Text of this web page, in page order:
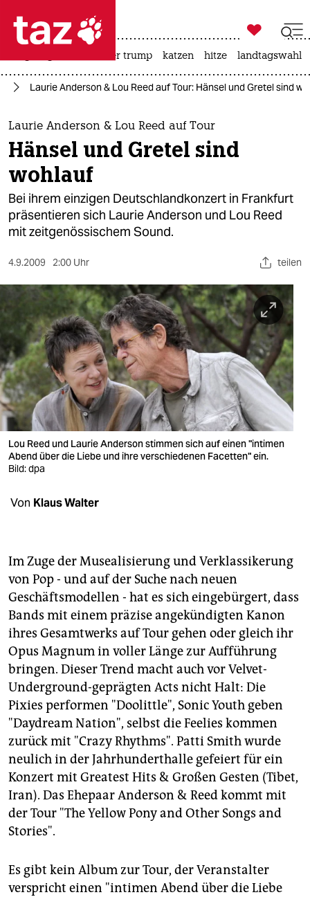
 taz zahl ich
taz zahl ich
themen
politik
öko
gesellschaft
sport
berlin
nord
wahrheit
verlag
verlag
veranstaltungen
abo
genossenschaft
epaper login

taz zahl ich
usa unter trump katzen hitze landtagswahl
Laurie Anderson & Lou Reed auf Tour: Hänsel und Gretel sind
Laurie Anderson & Lou Reed auf Tour
Hänsel und Gretel sind
wohlauf
Bei ihrem einzigen Deutschlandkonzert in Frankfurt
präsentieren sich Laurie Anderson und Lou Reed
mit zeitgenössischem Sound.
4.9.2009 2:00 Uhr teilen
Lou Reed und Laurie Anderson stimmen sich auf einen "intimen
Abend über die Liebe und ihre verschiedenen Facetten" ein.
Bild: dpa
Von Klaus Walter
Im Zuge der Musealisierung und Verklassikerung
von Pop - und auf der Suche nach neuen
Geschäftsmodellen - hat es sich eingebürgert, dass
Bands mit einem präzise angekündigten Kanon
ihres Gesamtwerks auf Tour gehen oder gleich ihr
Opus Magnum in voller Länge zur Aufführung
bringen. Dieser Trend macht auch vor Velvet-
Underground-geprägten Acts nicht Halt: Die
Pixies performen "Doolittle", Sonic Youth geben
"Daydream Nation", selbst die Feelies kommen
zurück mit "Crazy Rhythms". Patti Smith wurde
neulich in der Jahrhunderthalle gefeiert für ein
Konzert mit Greatest Hits & Großen Gesten (Tibet,
Iran). Das Ehepaar Anderson & Reed kommt mit
der Tour "The Yellow Pony and Other Songs and
Stories".
Es gibt kein Album zur Tour, der Veranstalter
verspricht einen "intimen Abend über die Liebe